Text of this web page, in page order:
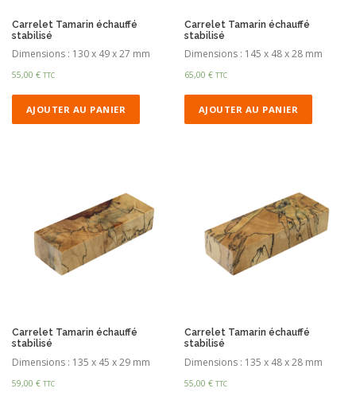
Carrelet Tamarin échauffé
stabilisé
Dimensions : 130 x 49 x 27 mm
55,00 € TTC
AJOUTER AU PANIER
Carrelet Tamarin échauffé
stabilisé
Dimensions : 145 x 48 x 28 mm
65,00€ TTC
AJOUTER AU PANIER
Carrelet Tamarin échauffé
stabilisé
Dimensions : 135 x 45 x 29 mm
59,00 € TTC
Carrelet Tamarin échauffé
stabilisé
Dimensions : 135 x 48 x 28 mm
55,00€ TTC